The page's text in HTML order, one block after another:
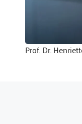
Prof. Dr.